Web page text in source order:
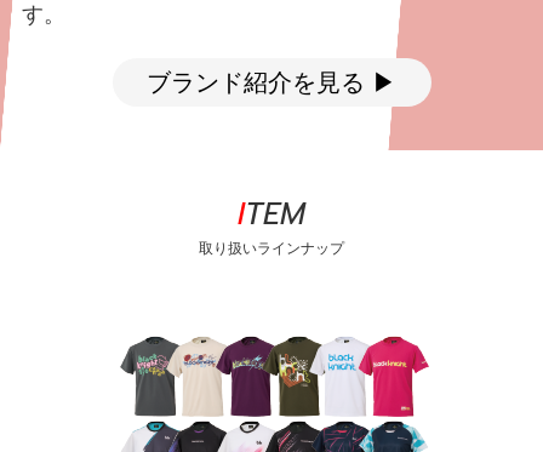
す。
ブランド紹介を見る ▶
ITEM
取り扱いラインナップ